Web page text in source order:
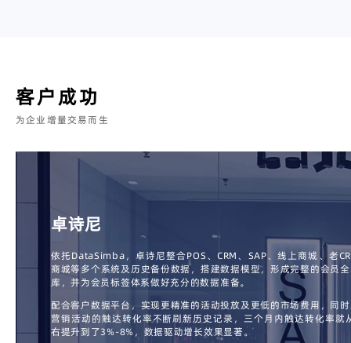
客户成功
为企业增量交易而生
卓诗尼
依托DataSimba，卓诗尼整合POS、CRM、SAP、线上商城、老
商城等多个系统及历史备份数据，搭建数据模型，形成完整的会员
库，并为会员标签体系做好充分的数据准备。
配合客户数据平台，实现更精准的活动投放及更低的市场费用，同
营销活动的触达转化率不断刷新历史记录，三个月内触达转化率就
右提升到了3%-8%，数据驱动增长效果显著。